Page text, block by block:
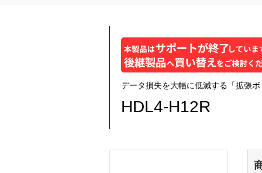
データ損失を大幅に低減する「拡張
HDL4-H12R